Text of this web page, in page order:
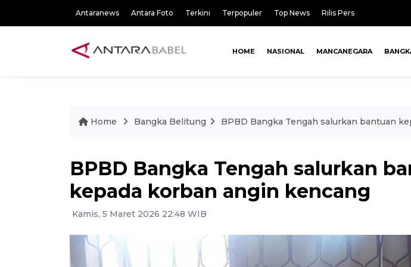
Antaranews Antara Foto Terkini Terpopuler Top News Rilis Pers
HOME NASIONAL MANCANEGARA
Home Bangka Belitung BPBD Bangka Tengah salurkan bantuan
BPBD Bangka Tengah salurkan
kepada korban angin kencang
Kamis, 5 Maret 2026 22:48 WIB